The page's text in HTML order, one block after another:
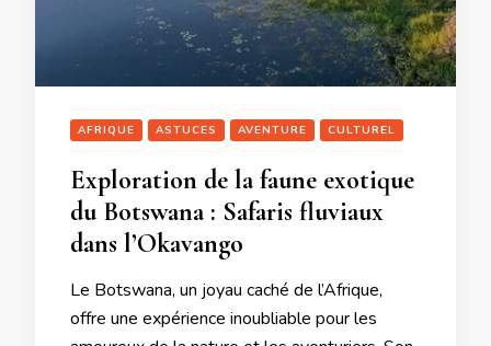
AFRIQUE ASTUCES AVENTURE CULTUREL
Exploration de la faune exotique
du Botswana : Safaris fluviaux
dans l’Okavango
Le Botswana, un joyau caché de l’Afrique,
offre une expérience inoubliable pour les